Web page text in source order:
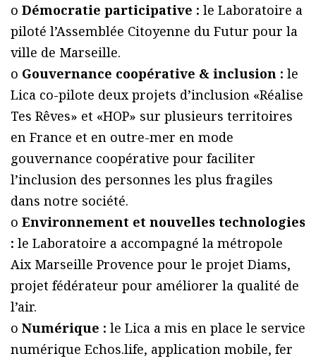
o Démocratie participative : le Laboratoire a
piloté l’Assemblée Citoyenne du Futur pour la
ville de Marseille.
o Gouvernance coopérative & inclusion : le
Lica co-pilote deux projets d’inclusion «Réalise
Tes Rêves» et «HOP» sur plusieurs territoires
en France et en outre-mer en mode
gouvernance coopérative pour faciliter
l’inclusion des personnes les plus fragiles
dans notre société.
o Environnement et nouvelles technologies
: le Laboratoire a accompagné la métropole
Aix Marseille Provence pour le projet Diams,
projet fédérateur pour améliorer la qualité de
l’air.
o Numérique : le Lica a mis en place le service
numérique Echos.life, application mobile, fer